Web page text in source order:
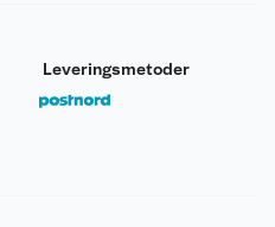
Leveringsmetoder